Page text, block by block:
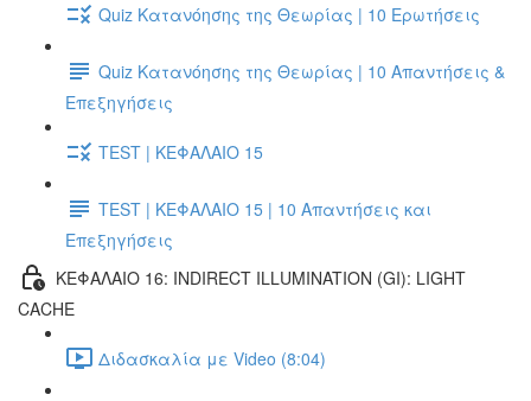
Quiz Κατανόησης της Θεωρίας | 10 Ερωτήσεις
Quiz Κατανόησης της Θεωρίας | 10 Απαντήσεις &
Επεξηγήσεις
TEST | ΚΕΦΑΛΑΙΟ 15
TEST | ΚΕΦΑΛΑΙΟ 15 | 10 Απαντήσεις και
Επεξηγήσεις
ΚΕΦΑΛΑΙΟ 16: INDIRECT ILLUMINATION (GI): LIGHT
CACHE
Διδασκαλία με Video (8:04)